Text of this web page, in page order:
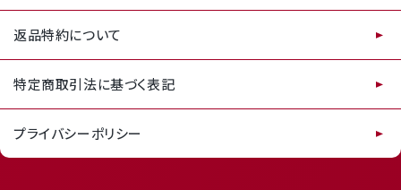
返品特約について
特定商取引法に基づく表記
プライバシーポリシー